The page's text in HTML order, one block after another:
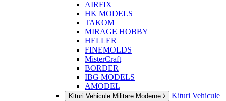
AIRFIX
HK MODELS
TAKOM
MIRAGE HOBBY
HELLER
FINEMOLDS
MisterCraft
BORDER
IBG MODELS
AMODEL
Kituri Vehicule Militare Moderne
Kituri Vehicule